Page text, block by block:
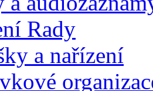
Rady
a nařízení